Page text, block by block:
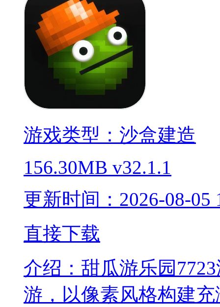
游戏类型：沙盒建造
156.30MB v32.1.1
更新时间：2026-08-05
直接下载
介绍： 甜瓜游乐园
游，以像素风格构建